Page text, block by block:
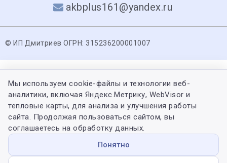
akbplus161@yandex.ru
© ИП Дмитриев ОГРН: 315236200001007
Мы используем cookie-файлы и технологии веб-
аналитики, включая Яндекс.Метрику, WebVisor и
тепловые карты, для анализа и улучшения работы
сайта. Продолжая пользоваться сайтом, вы
соглашаетесь на обработку данных.
Понятно